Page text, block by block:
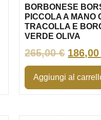
BORBONESE
PICCOLA A MANO
TRACOLLA E
VERDE OLIVA
265,00€
Aggiungi al